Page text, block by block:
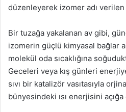
düzenleyerek izomer adı
Bir tuzağa yakalanan av gibi,
izomerin güçlü kimyasal bağlar
molekül oda sıcaklığına
Geceleri veya kış günleri
sıvı bir katalizör vasıtasıyla
bünyesindeki ısı enerjisini açığa